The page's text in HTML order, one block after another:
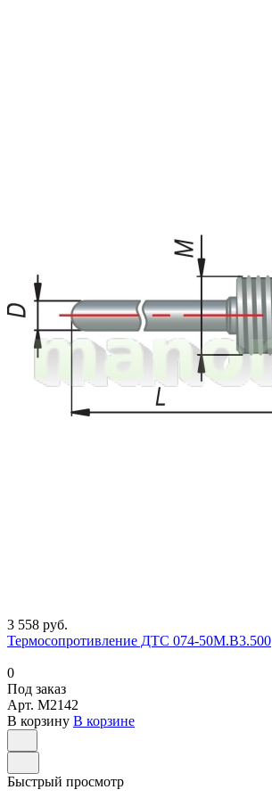
3 558 руб.
Термосопротивление ДТС 074-50М.В3.500
0
Под заказ
Арт. M2142
В корзину В корзине
Быстрый просмотр